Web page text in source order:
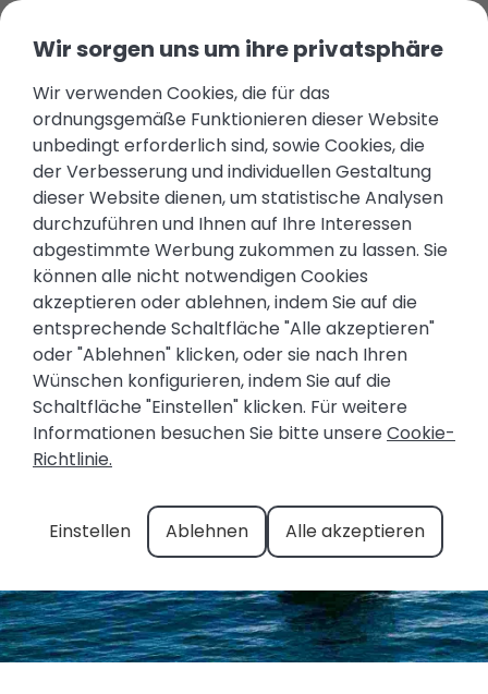
BOOTSVERMIETUNG AN
DER COSTA DEL SOL
Pura Vida I
Wir sorgen uns um ihre privatsphäre
Wir verwenden Cookies, die für das
ordnungsgemäße Funktionieren dieser Website
unbedingt erforderlich sind, sowie Cookies, die
der Verbesserung und individuellen Gestaltung
dieser Website dienen, um statistische Analysen
durchzuführen und Ihnen auf Ihre Interessen
abgestimmte Werbung zukommen zu lassen. Sie
können alle nicht notwendigen Cookies
akzeptieren oder ablehnen, indem Sie auf die
entsprechende Schaltfläche "Alle akzeptieren"
oder "Ablehnen" klicken, oder sie nach Ihren
Wünschen konfigurieren, indem Sie auf die
Schaltfläche "Einstellen" klicken. Für weitere
Informationen besuchen Sie bitte unsereCookie-
Richtlinie.
Einstellen Ablehnen Alle akzeptieren